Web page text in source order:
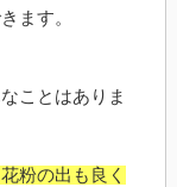
ます。
ことはありま
粉の出も良く